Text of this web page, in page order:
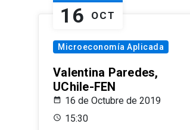
16 OCT
Microeconomía Aplicada
Valentina Paredes,
UChile-FEN
16 de Octubre de 2019
15:30